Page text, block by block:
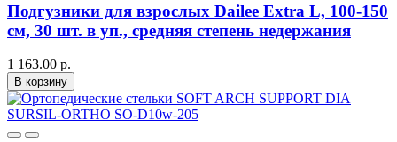
Подгузники для взрослых Dailee Extra L, 100-150
см, 30 шт. в уп., средняя степень недержания
1 163.00 р.
В корзину